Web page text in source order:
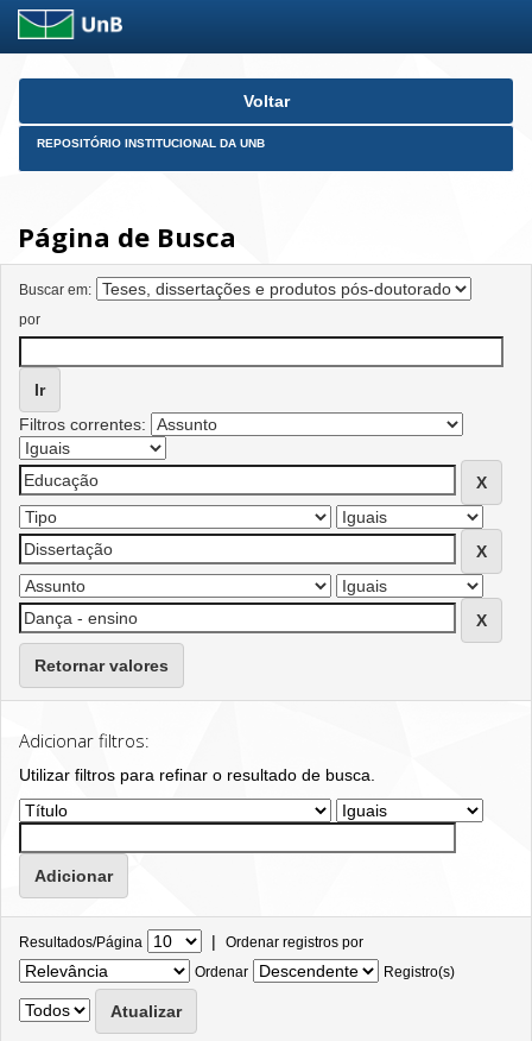
Skip
Voltar
REPOSITÓRIO INSTITUCIONAL DA UNB
Página de Busca
Buscar em:
por
Filtros correntes:
Retornar valores
Adicionar filtros:
Utilizar filtros para refinar o resultado de busca.
Resultados/Página | Ordenar registros por
Ordenar
Registro(s)